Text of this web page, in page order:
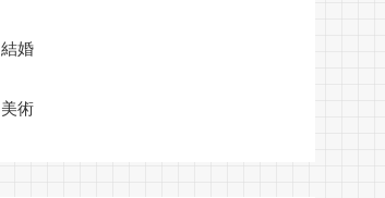
結婚
美術